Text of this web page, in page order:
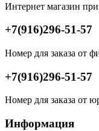
Интернет магазин
+7(916)296-51-57
Номер для заказа от
+7(916)296-51-57
Номер для заказа от
Информация